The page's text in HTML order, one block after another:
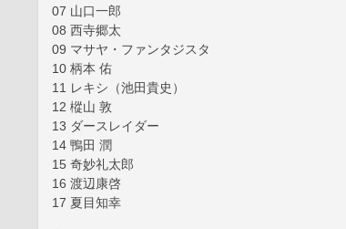
07 山口一郎
08 西寺郷太
09 マサヤ・ファンタジスタ
10 柄本 佑
11 レキシ（池田貴史）
12 樅山 敦
13 ダースレイダー
14 鴨田 潤
15 奇妙礼太郎
16 渡辺康啓
17 夏目知幸